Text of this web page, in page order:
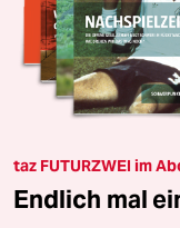
taz FUTURZWEI im
Endlich mal